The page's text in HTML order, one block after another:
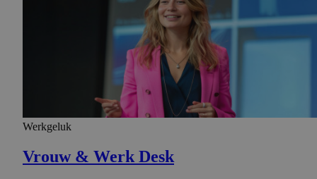
Werkgeluk
Vrouw & Werk Desk